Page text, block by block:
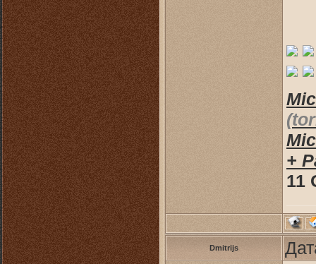
+
11
Dmitrijs